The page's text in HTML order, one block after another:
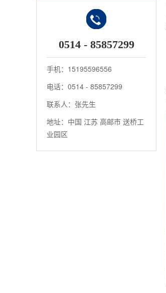
0514 - 85857299
手机：15195596556
电话：0514 - 85857299
联系人：张先生
地址：中国 江苏 高邮市 送桥工
业园区